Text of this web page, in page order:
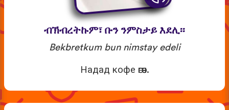
ብኽብረትኩም፣ ቡን ንምስታይ እደሊ፡፡
Bekbretkum bun nimstay edeli
Надад кофе өгөөч.